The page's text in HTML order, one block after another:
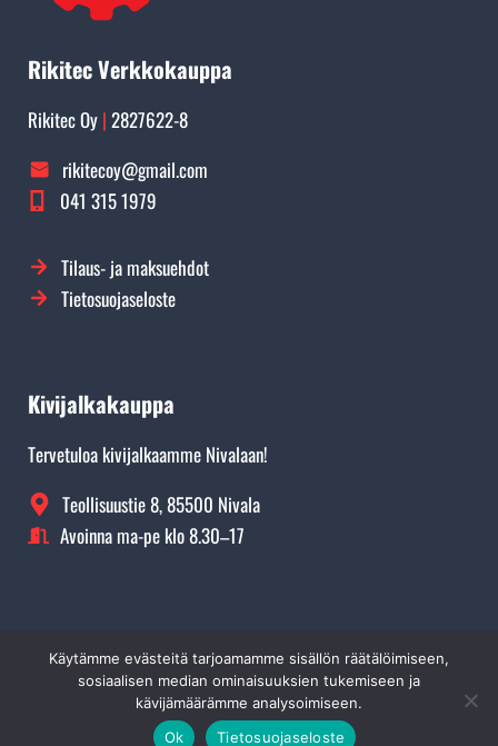
Yli 300€ ostoksille ilmainen toimitus!
Piilota tämä ilmoitus
Rikitec Verkkokauppa
Rikitec Oy | 2827622-8
rikitecoy@gmail.com
041 315 1979
Tilaus- ja maksuehdot
Tietosuojaseloste
Kivijalkakauppa
Tervetuloa kivijalkaamme Nivalaan!
Teollisuustie 8, 85500 Nivala
Avoinna ma-pe klo 8.30–17
Rikitec Oy 2026. Kaikki oikeudet pidätetään.
Käytämme evästeitä tarjoamamme sisällön räätälöimiseen,
sosiaalisen median ominaisuuksien tukemiseen ja
kävijämäärämme analysoimiseen.
Ok
Tietosuojaseloste